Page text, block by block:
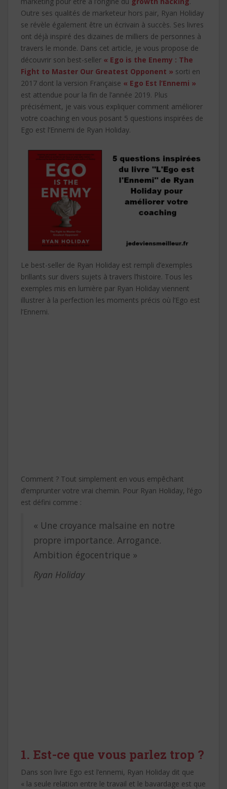
Outre ses qualités de marketeur hors pair, Ryan Holiday
se révèle également être un écrivain à succès. Ses livres
ont déjà inspiré des dizaines de milliers de personnes à
travers le monde. Dans cet article, je vous propose de
découvrir son best-seller « Ego is the Enemy : The
Fight to Master Our Greatest Opponent » sorti en
2017 dont la version Française « Ego Est l’Ennemi »
est attendue pour la fin de l’année 2019. Plus
précisément, je vais vous expliquer comment améliorer
votre coaching en vous posant 5 questions inspirées de
Ego est l’Ennemi de Ryan Holiday.
Le best-seller de Ryan Holiday est rempli d’exemples
brillants sur divers sujets à travers l’histoire. Tous les
exemples mis en lumière par Ryan Holiday viennent
illustrer à la perfection les moments précis où l’Ego est
l’Ennemi.
Comment ? Tout simplement en vous empêchant
d’emprunter votre vrai chemin. Pour Ryan Holiday, l’égo
est défini comme :
« Une croyance malsaine en notre
propre importance. Arrogance.
Ambition égocentrique »
Ryan Holiday
1. Est-ce que vous parlez trop ?
Dans son livre Ego est l’ennemi, Ryan Holiday dit que
« la seule relation entre le travail et le bavardage est que